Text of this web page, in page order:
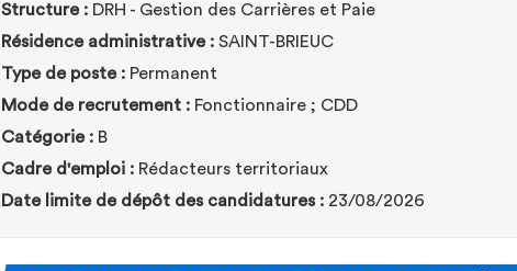
Structure : DRH - Gestion des Carrières et Paie
Résidence administrative : SAINT-BRIEUC
Type de poste : Permanent
Mode de recrutement : Fonctionnaire ; CDD
Catégorie : B
Cadre d'emploi : Rédacteurs territoriaux
Date limite de dépôt des candidatures : 23/08/2026